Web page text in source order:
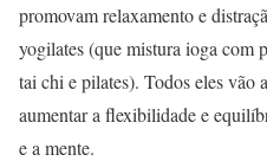
promovam relaxamento e
yogilates (que mistura ioga com
tai chi e pilates). Todos eles vão
aumentar a flexibilidade e
e a mente.